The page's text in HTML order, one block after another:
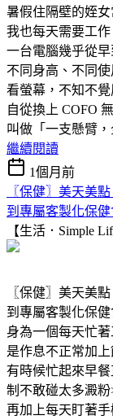
暑假住隔壁的姪
我也每天需要工
一台電腦幾乎從
不同身高、不同
看螢幕，不知不覺
自從換上 COFO
叫做「一支懸臂
繼續閱讀
1個月前
〖保健〗美天美
到專屬客製化保健
【生活．Simple
〖保健〗美天美
到專屬客製化保健
身為一個每天忙
是作息不正常加
有時候忙起來早
制不敢碰太多澱粉
再加上每天盯著